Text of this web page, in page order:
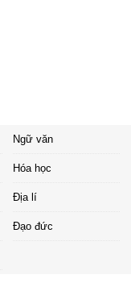
Ngữ văn
Hóa học
Địa lí
Đạo đức